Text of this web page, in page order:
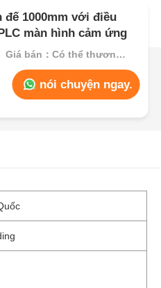
đế 1000mm với điều
màn hình cảm ứng
Giá bán：Có thể thương lượng
nói chuyện ngay.